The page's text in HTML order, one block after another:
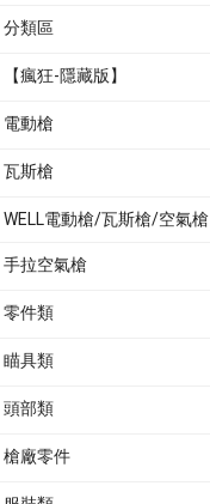
分類區
【瘋狂-隱藏版】
電動槍
瓦斯槍
WELL電動槍/瓦斯槍/空氣槍
手拉空氣槍
零件類
瞄具類
頭部類
槍廠零件